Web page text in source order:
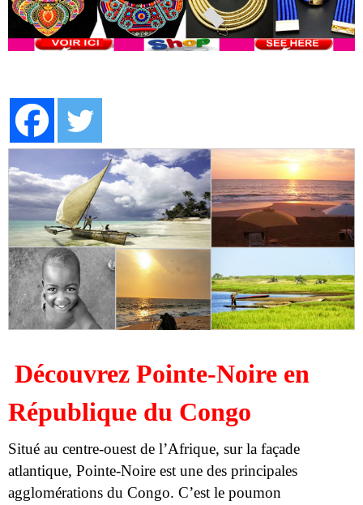
Découvrez Pointe-Noire en
République du Congo
Situé au centre-ouest de l’Afrique, sur la façade
atlantique, Pointe-Noire est une des principales
agglomérations du Congo. C’est le poumon